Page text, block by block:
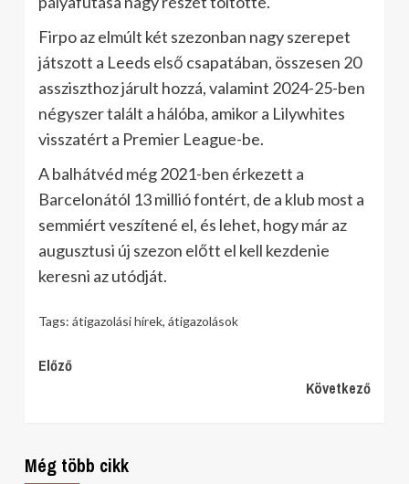
Firpo az elmúlt két szezonban nagy szerepet
játszott a Leeds első csapatában, összesen 20
assziszthoz járult hozzá, valamint 2024-25-ben
négyszer talált a hálóba, amikor a Lilywhites
visszatért a Premier League-be.
A balhátvéd még 2021-ben érkezett a
Barcelonától 13 millió fontért, de a klub most a
semmiért veszítené el, és lehet, hogy már az
augusztusi új szezon előtt el kell kezdenie
keresni az utódját.
Tags: átigazolási hírek, átigazolások
Continue
Előző
Következő
Még több cikk